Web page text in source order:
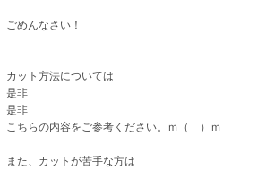
ごめんなさい！
カット方法については
是非
是非
こちらの内容をご参考ください。ｍ（ ）ｍ
また、カットが苦手な方は